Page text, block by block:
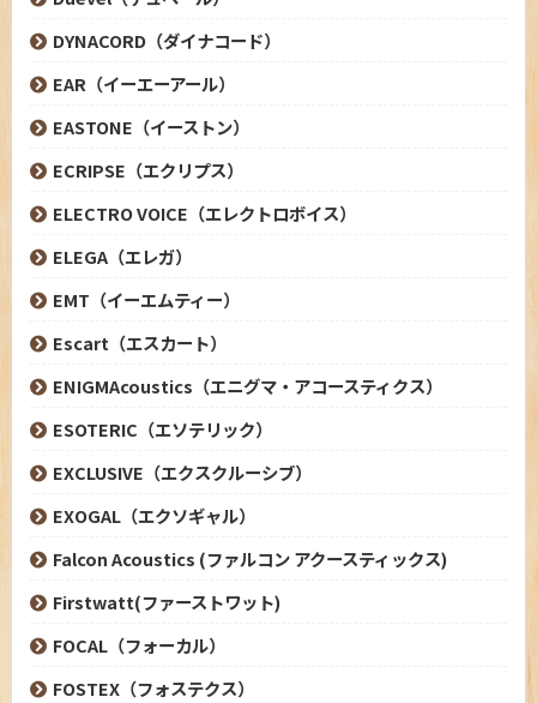
DYNACORD（ダイナコード）
EAR（イーエーアール）
EASTONE（イーストン）
ECRIPSE（エクリプス）
ELECTRO VOICE（エレクトロボイス）
ELEGA（エレガ）
EMT（イーエムティー）
Escart（エスカート）
ENIGMAcoustics（エニグマ・アコースティクス）
ESOTERIC（エソテリック）
EXCLUSIVE（エクスクルーシブ）
EXOGAL（エクソギャル）
Falcon Acoustics (ファルコン アクースティックス)
Firstwatt(ファーストワット)
FOCAL（フォーカル）
FOSTEX（フォステクス）